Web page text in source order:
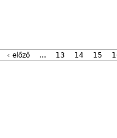
‹ előző … 13 14 15